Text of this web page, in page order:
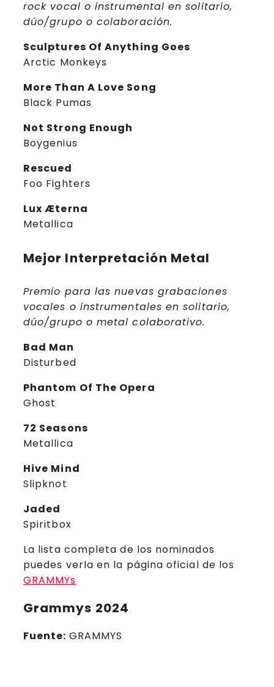
rock vocal o instrumental en solitario,
dúo/grupo o colaboración.
Sculptures Of Anything Goes
Arctic Monkeys
More Than A Love Song
Black Pumas
Not Strong Enough
Boygenius
Rescued
Foo Fighters
Lux Æterna
Metallica
Mejor Interpretación Metal
Premio para las nuevas grabaciones
vocales o instrumentales en solitario,
dúo/grupo o metal colaborativo.
Bad Man
Disturbed
Phantom Of The Opera
Ghost
72 Seasons
Metallica
Hive Mind
Slipknot
Jaded
Spiritbox
La lista completa de los nominados
puedes verla en la página oficial de los
GRAMMYs
Grammys 2024
Fuente: GRAMMYS